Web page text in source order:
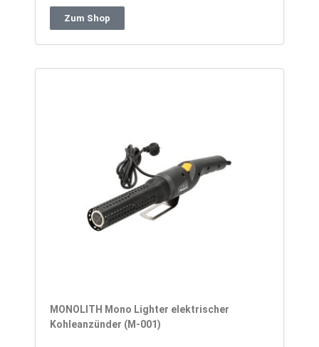
Zum Shop
MONOLITH Mono Lighter elektrischer
Kohleanzünder (M-001)